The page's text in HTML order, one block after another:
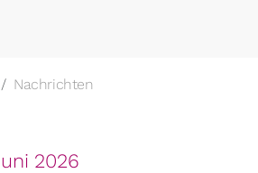
Nachrichten
2026